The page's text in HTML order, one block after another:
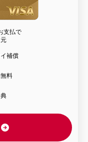
支払で
補償
料